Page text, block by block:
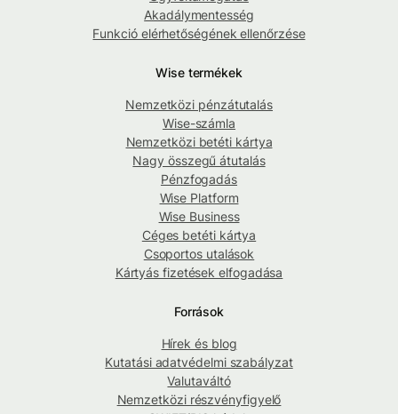
Akadálymentesség
Funkció elérhetőségének ellenőrzése
Wise termékek
Nemzetközi pénzátutalás
Wise-számla
Nemzetközi betéti kártya
Nagy összegű átutalás
Pénzfogadás
Wise Platform
Wise Business
Céges betéti kártya
Csoportos utalások
Kártyás fizetések elfogadása
Források
Hírek és blog
Kutatási adatvédelmi szabályzat
Valutaváltó
Nemzetközi részvényfigyelő